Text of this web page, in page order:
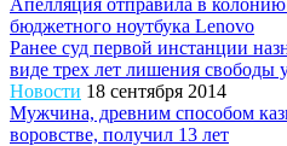
Апелляция отправила в
бюджетного ноутбука Lenovo
Ранее суд первой инстанции
виде трех лет лишения свободы
Новости 18 сентября 2014
Мужчина, древним способом
воровстве, получил 13 лет